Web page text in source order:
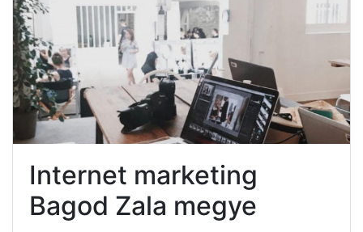
Internet marketing
Bagod Zala megye